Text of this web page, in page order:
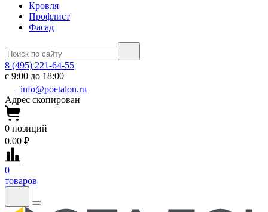
Кровля
Профлист
Фасад
8 (495) 221-64-55
с 9:00 до 18:00
info@poetalon.ru
Адрес скопирован
0 позиций
0.00 ₽
0
товаров